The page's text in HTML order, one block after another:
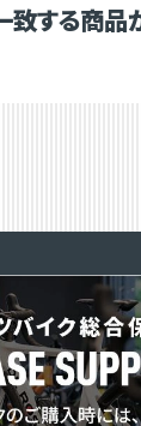
する商品